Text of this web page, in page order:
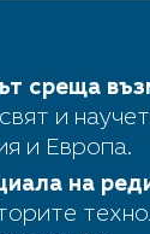
среща
и
и Европа.
на